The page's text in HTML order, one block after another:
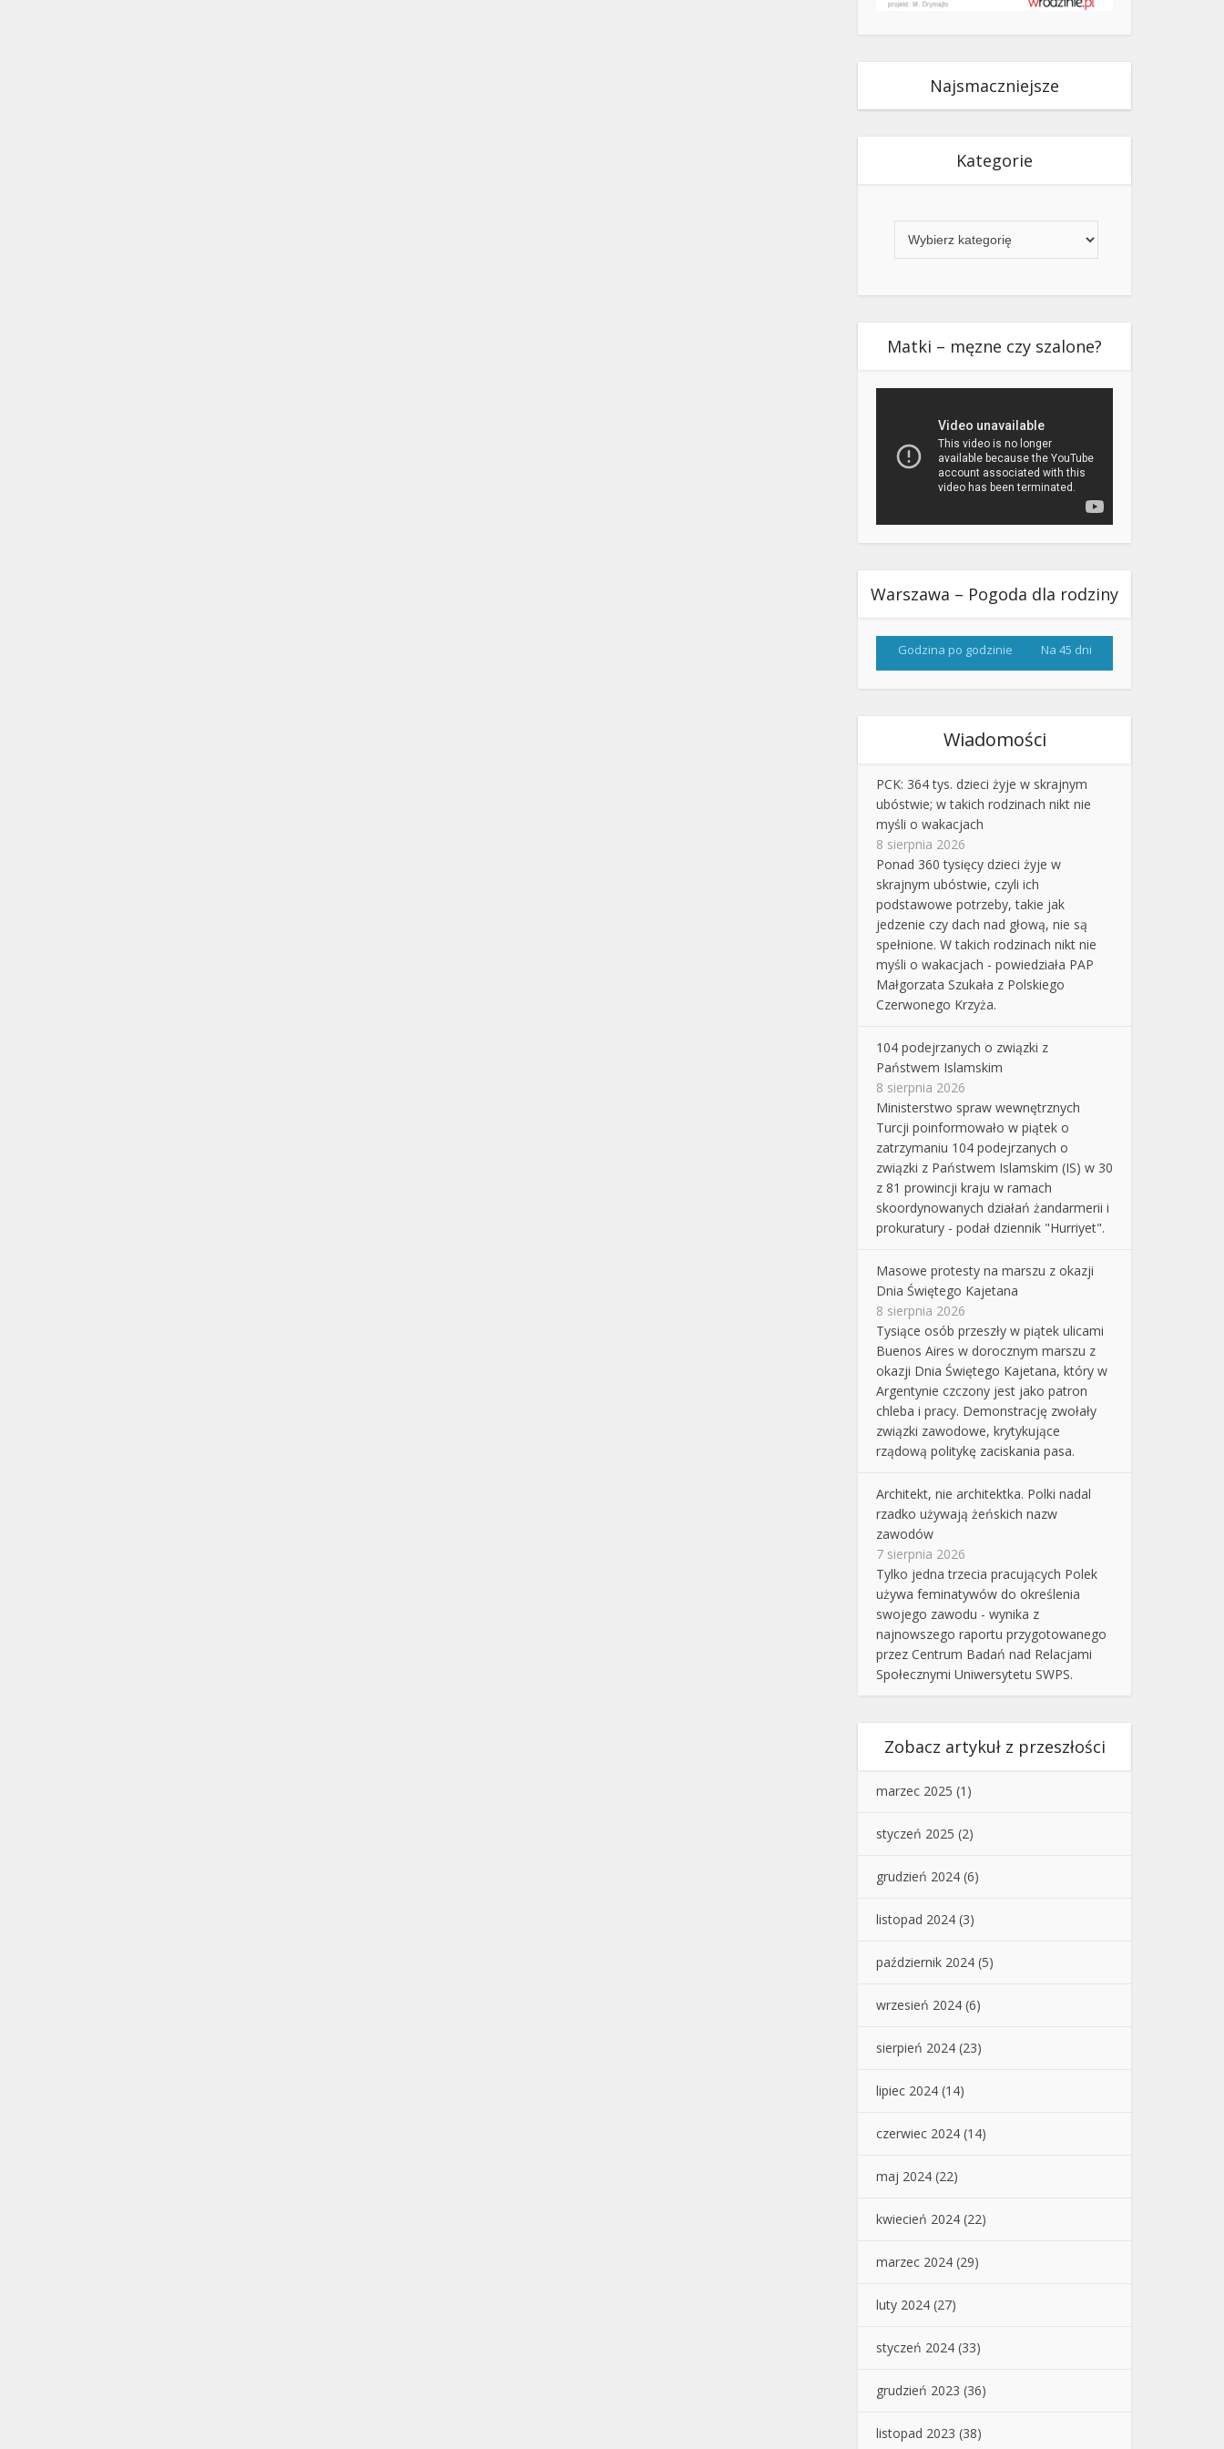
Najsmaczniejsze
Kategorie
Matki – męzne czy szalone?
Warszawa – Pogoda dla rodziny
Godzina po godzinie Na 45 dni
Wiadomości
PCK: 364 tys. dzieci żyje w skrajnym
ubóstwie; w takich rodzinach nikt nie
myśli o wakacjach
8 sierpnia 2026
Ponad 360 tysięcy dzieci żyje w
skrajnym ubóstwie, czyli ich
podstawowe potrzeby, takie jak
jedzenie czy dach nad głową, nie są
spełnione. W takich rodzinach nikt nie
myśli o wakacjach - powiedziała PAP
Małgorzata Szukała z Polskiego
Czerwonego Krzyża.
104 podejrzanych o związki z
Państwem Islamskim
8 sierpnia 2026
Ministerstwo spraw wewnętrznych
Turcji poinformowało w piątek o
zatrzymaniu 104 podejrzanych o
związki z Państwem Islamskim (IS) w 30
z 81 prowincji kraju w ramach
skoordynowanych działań żandarmerii i
prokuratury - podał dziennik "Hurriyet".
Masowe protesty na marszu z okazji
Dnia Świętego Kajetana
8 sierpnia 2026
Tysiące osób przeszły w piątek ulicami
Buenos Aires w dorocznym marszu z
okazji Dnia Świętego Kajetana, który w
Argentynie czczony jest jako patron
chleba i pracy. Demonstrację zwołały
związki zawodowe, krytykujące
rządową politykę zaciskania pasa.
Architekt, nie architektka. Polki nadal
rzadko używają żeńskich nazw
zawodów
7 sierpnia 2026
Tylko jedna trzecia pracujących Polek
używa feminatywów do określenia
swojego zawodu - wynika z
najnowszego raportu przygotowanego
przez Centrum Badań nad Relacjami
Społecznymi Uniwersytetu SWPS.
Zobacz artykuł z przeszłości
marzec 2025 (1)
styczeń 2025 (2)
grudzień 2024 (6)
listopad 2024 (3)
październik 2024 (5)
wrzesień 2024 (6)
sierpień 2024 (23)
lipiec 2024 (14)
czerwiec 2024 (14)
maj 2024 (22)
kwiecień 2024 (22)
marzec 2024 (29)
luty 2024 (27)
styczeń 2024 (33)
grudzień 2023 (36)
listopad 2023 (38)